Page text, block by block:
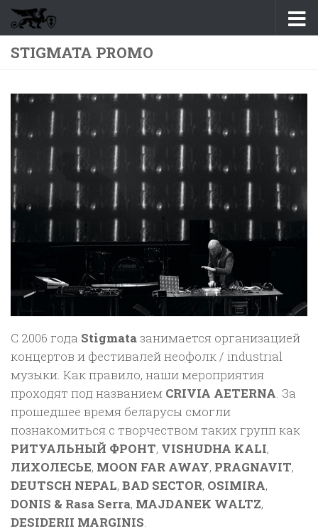
Перейти к содержимому
STIGMATA PROMO
C 2006 года Stigmataзанимается организацией
концертов и фестивалей неофолк / industrial
музыки. Как правило, наши мероприятия
проходят под названием CRIVIA AETERNA . За
прошедшее время беларусы смогли
познакомиться с творчеством таких групп как
РИТУАЛЬНЫЙ ФРОНТ, VISHUDHA KALI,
ЛИХОЛЕСЬЕ, MOON FAR AWAY, PRAGNAVIT,
DEUTSCH NEPAL, BAD SECTOR, OSIMIRA,
DONIS & Rasa Serra, MAJDANEK WALTZ,
DESIDERII MARGINIS